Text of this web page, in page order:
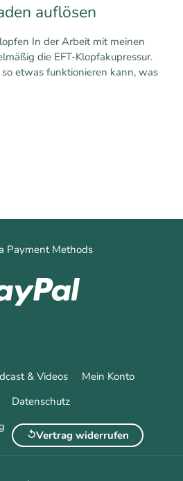
auflösen
In der Arbeit mit meinen
die EFT-Klopfakupressur.
etwas funktionieren kann, was
& Videos
Mein Konto
Datenschutz
Vertrag widerrufen